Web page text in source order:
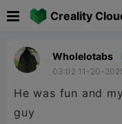
Creality
Wholelotabs
03:02 11-20-
He was fun and
guy